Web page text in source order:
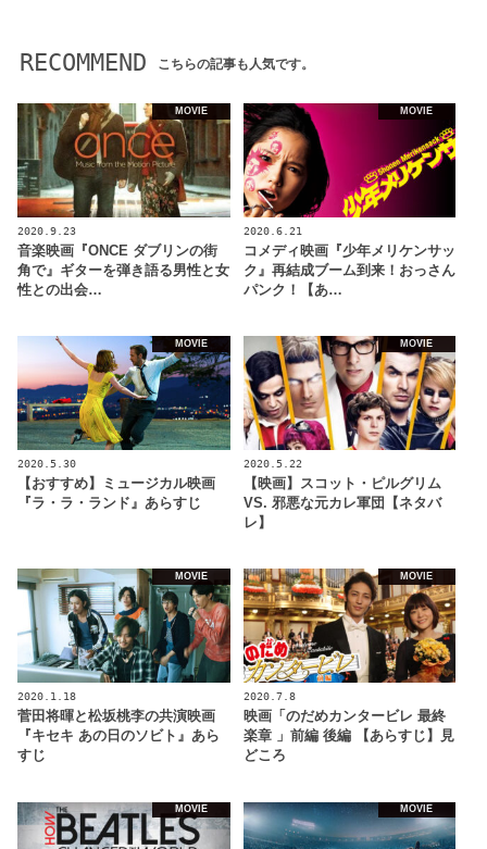
RECOMMEND こちらの記事も人気です。
MOVIE
2020.9.23
音楽映画『ONCE ダブリンの街
角で』ギターを弾き語る男性と女
性との出会…
MOVIE
2020.6.21
コメディ映画『少年メリケンサッ
ク』再結成ブーム到来！おっさん
パンク！【あ…
MOVIE
2020.5.30
【おすすめ】ミュージカル映画
『ラ・ラ・ランド』あらすじ
MOVIE
2020.5.22
【映画】スコット・ピルグリム
VS. 邪悪な元カレ軍団【ネタバ
レ】
MOVIE
2020.1.18
菅田将暉と松坂桃李の共演映画
『キセキ あの日のソビト』あら
すじ
MOVIE
2020.7.8
映画「のだめカンタービレ 最終
楽章 」前編 後編 【あらすじ】見
どころ
MOVIE MOVIE